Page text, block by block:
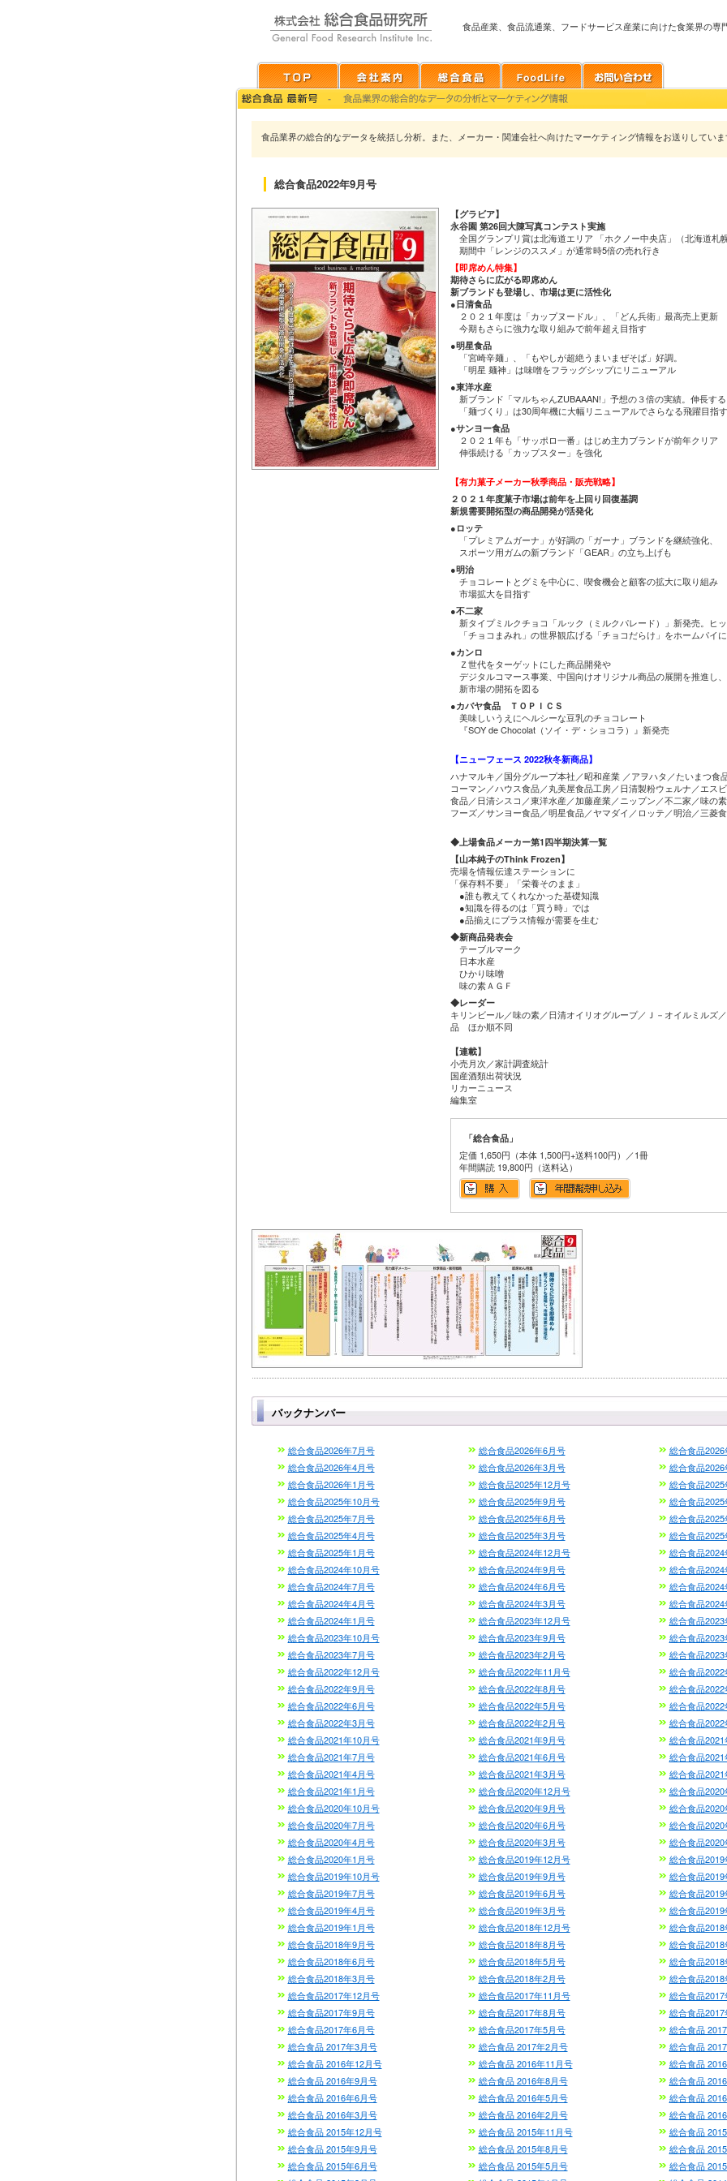
食品産業、食品流通業、フードサービス産業に向けた食業界の専
食品業界の総合的なデータを統括し分析。また、メーカー・関連会社へ向けたマーケティング情報をお送りしてい
総合食品2022年9月号
【グラビア】
永谷園 第26回大陳写真コンテスト実施
全国グランプリ賞は北海道エリア 「ホクノー中央店」（北海道札
期間中「レンジのススメ」が通常時5倍の売れ行き
【即席めん特集】
期待さらに広がる即席めん
新ブランドも登場し、市場は更に活性化
●日清食品
２０２１年度は「カップヌードル」、「どん兵衛」最高売上更新
今期もさらに強力な取り組みで前年超え目指す
●明星食品
「宮崎辛麺」、「もやしが超絶うまいまぜそば」好調。
「明星 麺神」は味噌をフラッグシップにリニューアル
●東洋水産
新ブランド「マルちゃんZUBAAAN!」予想の３倍の実績。伸長する
「麺づくり」は30周年機に大幅リニューアルでさらなる飛躍目指す
●サンヨー食品
２０２１年も「サッポロ一番」はじめ主力ブランドが前年クリア
伸張続ける「カップスター」を強化
【有力菓子メーカー秋季商品・販売戦略】
２０２１年度菓子市場は前年を上回り回復基調
新規需要開拓型の商品開発が活発化
●ロッテ
「プレミアムガーナ」が好調の「ガーナ」ブランドを継続強化、
スポーツ用ガムの新ブランド「GEAR」の立ち上げも
●明治
チョコレートとグミを中心に、喫食機会と顧客の拡大に取り組み
市場拡大を目指す
●不二家
新タイプミルクチョコ「ルック（ミルクパレード）」新発売。ヒ
「チョコまみれ」の世界観広げる「チョコだらけ」をホームパイ
●カンロ
Ｚ世代をターゲットにした商品開発や
デジタルコマース事業、中国向けオリジナル商品の展開を推進し、
新市場の開拓を図る
●カバヤ食品 ＴＯＰＩＣＳ
美味しいうえにヘルシーな豆乳のチョコレート
『SOY de Chocolat（ソイ・デ・ショコラ）』新発売
【ニューフェース 2022秋冬新商品】
ハナマルキ／国分グループ本社／昭和産業 ／アヲハタ／たいまつ食
コーマン／ハウス食品／丸美屋食品工房／日清製粉ウェルナ／エス
食品／日清シスコ／東洋水産／加藤産業／ニップン／不二家／味の
フーズ／サンヨー食品／明星食品／ヤマダイ／ロッテ／明治／三菱
◆上場食品メーカー第1四半期決算一覧
【山本純子のThink Frozen】
売場を情報伝達ステーションに
「保存料不要」「栄養そのまま」
●誰も教えてくれなかった基礎知識
●知識を得るのは「買う時」では
●品揃えにプラス情報が需要を生む
◆新商品発表会
テーブルマーク
日本水産
ひかり味噌
味の素ＡＧＦ
◆レーダー
キリンビール／味の素／日清オイリオグループ／Ｊ－オイルミルズ
品 ほか順不同
【連載】
小売月次／家計調査統計
国産酒類出荷状況
リカーニュース
編集室
「総合食品」
定価 1,650円（本体 1,500円+送料100円）／1冊
年間購読 19,800円（送料込）
バックナンバー
総合食品2026年7月号 総合食品2026年6月号
総合食品2026
総合食品2026年4月号
総合食品2026年3月号
総合食品2026
総合食品2026年1月号
総合食品2025年12月号
総合食品
総合食品2025年10月号
総合食品2025年9月号
総合食品2025
総合食品2025年7月号
総合食品2025年6月号
総合食品2025
総合食品2025年4月号
総合食品2025年3月号
総合食品2025
総合食品2025年1月号
総合食品2024年12月号
総合食品
総合食品2024年10月号
総合食品2024年9月号
総合食品2024
総合食品2024年7月号
総合食品2024年6月号
総合食品2024
総合食品2024年4月号
総合食品2024年3月号
総合食品2024
総合食品2024年1月号
総合食品2023年12月号
総合食品
総合食品2023年10月号
総合食品2023年9月号
総合食品2023
総合食品2023年7月号
総合食品2023年2月号
総合食品2023
総合食品2022年12月号
総合食品2022年11月号
総合食品
総合食品2022年9月号
総合食品2022年8月号
総合食品2022
総合食品2022年6月号
総合食品2022年5月号
総合食品2022
総合食品2022年3月号
総合食品2022年2月号
総合食品2022
総合食品2021年10月号
総合食品2021年9月号
総合食品2021
総合食品2021年7月号
総合食品2021年6月号
総合食品2021
総合食品2021年4月号
総合食品2021年3月号
総合食品2021
総合食品2021年1月号
総合食品2020年12月号
総合食品
総合食品2020年10月号
総合食品2020年9月号
総合食品2020
総合食品2020年7月号
総合食品2020年6月号
総合食品2020
総合食品2020年4月号
総合食品2020年3月号
総合食品2020
総合食品2020年1月号
総合食品2019年12月号
総合食品
総合食品2019年10月号
総合食品2019年9月号
総合食品2019
総合食品2019年7月号
総合食品2019年6月号
総合食品2019
総合食品2019年4月号
総合食品2019年3月号
総合食品2019
総合食品2019年1月号
総合食品2018年12月号
総合食品
総合食品2018年9月号
総合食品2018年8月号
総合食品2018
総合食品2018年6月号
総合食品2018年5月号
総合食品2018
総合食品2018年3月号
総合食品2018年2月号
総合食品2018
総合食品2017年12月号
総合食品2017年11月号
総合食品
総合食品2017年9月号
総合食品2017年8月号
総合食品2017
総合食品2017年6月号
総合食品2017年5月号
総合食品
総合食品 2017年3月号
総合食品 2017年2月号
総合食品
総合食品 2016年12月号
総合食品 2016年11月号
総合食品
総合食品 2016年9月号
総合食品 2016年8月号
総合食品
総合食品 2016年6月号
総合食品 2016年5月号
総合食品
総合食品 2016年3月号
総合食品 2016年2月号
総合食品
総合食品 2015年12月号
総合食品 2015年11月号
総合食品
総合食品 2015年9月号
総合食品 2015年8月号
総合食品
総合食品 2015年6月号
総合食品 2015年5月号
総合食品